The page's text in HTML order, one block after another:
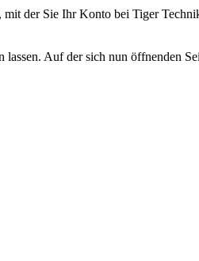
der Sie Ihr Konto bei Tiger
Auf der sich nun öffnenden